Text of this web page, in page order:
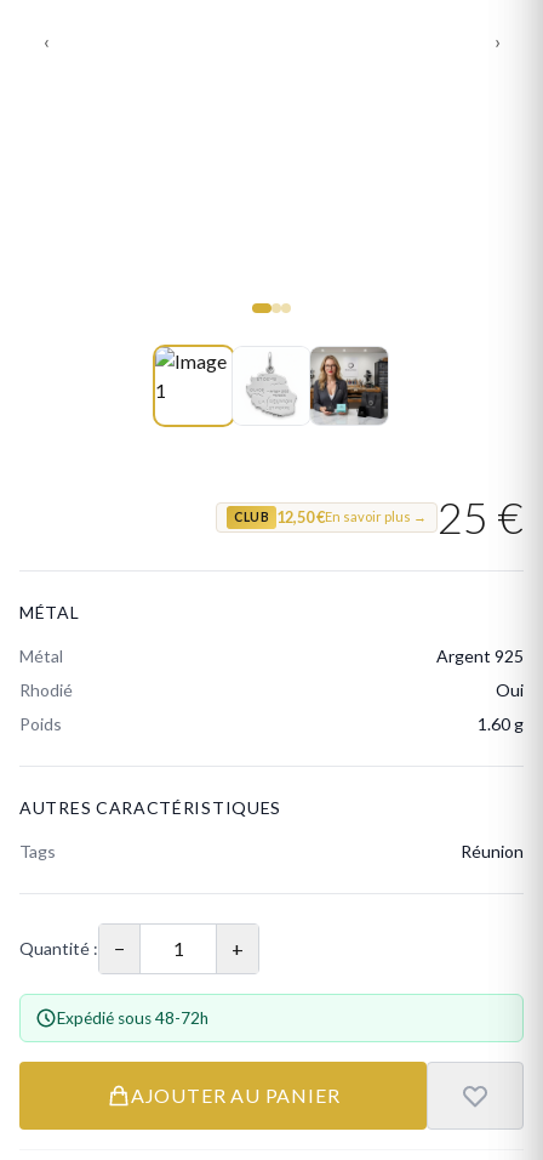
‹ ›
CLUB 12,50 €En savoir plus → 25 €
MÉTAL
Métal
Argent 925
Rhodié
Oui
Poids
1.60 g
AUTRES CARACTÉRISTIQUES
Tags Réunion
Quantité : − +
Expédié sous 48-72h
AJOUTER AU PANIER